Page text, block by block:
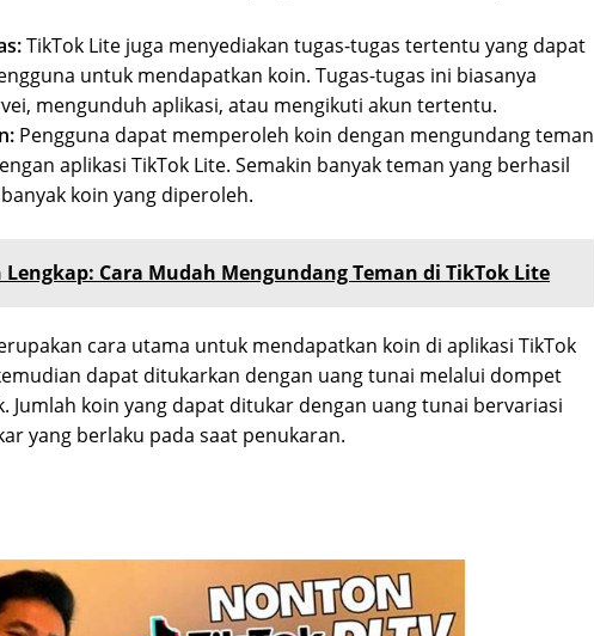
TikTok Lite juga menyediakan tugas-tugas tertentu yang dapat
untuk mendapatkan koin. Tugas-tugas ini biasanya
mengunduh aplikasi, atau mengikuti akun tertentu.
Pengguna dapat memperoleh koin dengan mengundang teman
aplikasi TikTok Lite. Semakin banyak teman yang berhasil
koin yang diperoleh.
Lengkap: Cara Mudah Mengundang Teman di TikTok Lite
cara utama untuk mendapatkan koin di aplikasi TikTok
dapat ditukarkan dengan uang tunai melalui dompet
Jumlah koin yang dapat ditukar dengan uang tunai bervariasi
yang berlaku pada saat penukaran.